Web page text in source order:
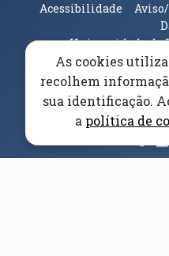
Acessibilidade
Universidade
Parceiros e
As cookies
recolhem
sua identificação.
a política de